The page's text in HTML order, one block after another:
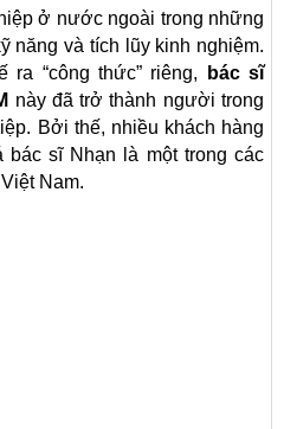
ở nước ngoài trong những
năng và tích lũy kinh nghiệm.
“công thức” riêng,
bác sĩ
này đã trở thành người trong
Bởi thế, nhiều khách hàng
bác sĩ Nhạn là một trong các
Nam.